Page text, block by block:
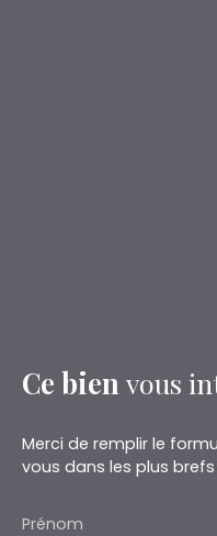
Ce bien vous
Merci de remplir le
vous dans les plus brefs
Prénom